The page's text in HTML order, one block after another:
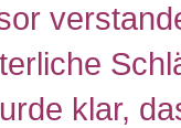
klar,